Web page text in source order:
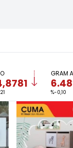
GRAM
%-0,10